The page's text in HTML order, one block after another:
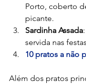
Porto, coberto
picante.
Sardinha Assada
servida nas
10 pratos a não
Além dos pratos